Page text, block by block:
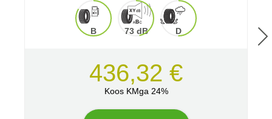
B 73 dB D
436,32 €
Koos KMga 24%